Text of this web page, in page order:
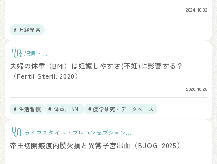
2024.10.02
# 月経異常
肥満・
BMI
夫婦の体重（BMI）は妊娠しやすさ(不妊)に影響する？
（Fertil Steril. 2020）
2020.10.26
# 生活習慣 # 体重、BMI # 疫学研究・データベース
ライフスタイル・プレコンセプションケ
帝王切開瘢痕内膜欠損と異常子宮出血（BJOG. 2025）